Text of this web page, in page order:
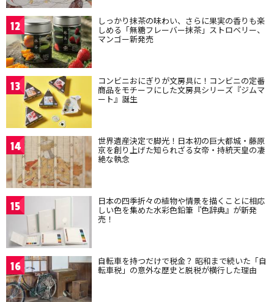
12 しっかり抹茶の味わい、さらに果実の香りも楽
しめる「無糖フレーバー抹茶」ストロベリー、
マンゴー新発売
13 コンビニおにぎりが文房具に！コンビニの定番
商品をモチーフにした文房具シリーズ『ジムマ
ート』誕生
14 世界遺産決定で脚光！日本初の巨大都城・藤原
京を創り上げた知られざる女帝・持統天皇の凄
絶な執念
15 日本の四季折々の植物や情景を描くことに相応
しい色を集めた水彩色鉛筆『色辞典』が新発
売！
16 自転車を持つだけで税金？ 昭和まで続いた「自
転車税」の意外な歴史と脱税が横行した理由